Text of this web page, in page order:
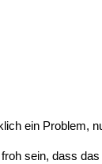
ein Problem,
sein, dass